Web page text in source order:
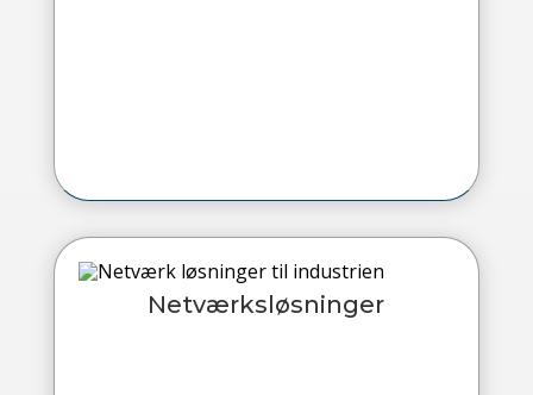
Netværksløsninger